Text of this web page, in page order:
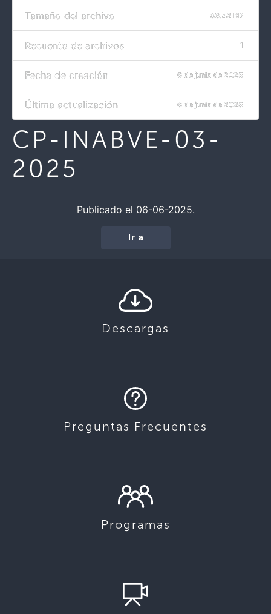
Tamaño del archivo 86.42 KB
Recuento de archivos 1
Fecha de creación 6 de junio de 2025
Última actualización 6 de junio de 2025
CP-INABVE-03-
2025
Publicado el 06-06-2025.
Ir a
Descargas
Preguntas Frecuentes
Programas